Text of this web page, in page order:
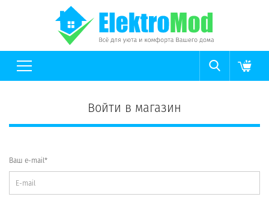
Войти в магазин
Ваш e-mail*